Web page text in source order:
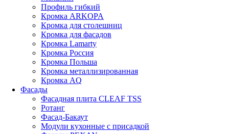
Профиль гибкий
Кромка ARKOPA
Кромка для столешниц
Кромка для фасадов
Кромка Lamarty
Кромка Россия
Кромка Польша
Кромка металлизированная
Кромка AQ
Фасады
Фасадная плита CLEAF TSS
Ротанг
Фасад-Бакаут
Модули кухонные с присадкой